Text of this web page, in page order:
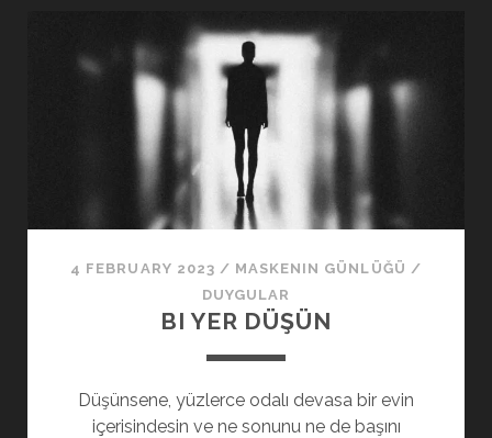
4 FEBRUARY 2023 / MASKENIN GÜNLÜĞÜ /
DUYGULAR
BI YER DÜŞÜN
Düşünsene, yüzlerce odalı devasa bir evin
içerisindesin ve ne sonunu ne de başını